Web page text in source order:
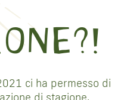
ci ha permesso di
di stagione.